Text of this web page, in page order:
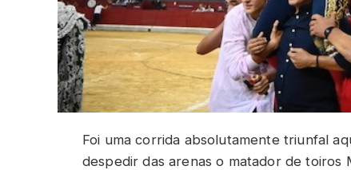
Foi uma corrida absolutamente triunfal
despedir das arenas o matador de toiros